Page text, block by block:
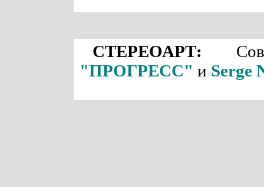
СТЕРЕОАРТ:
"ПРОГРЕСС" и Serge